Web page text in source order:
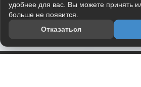
удобнее для вас. Вы можете принять
больше не появится.
Отказаться